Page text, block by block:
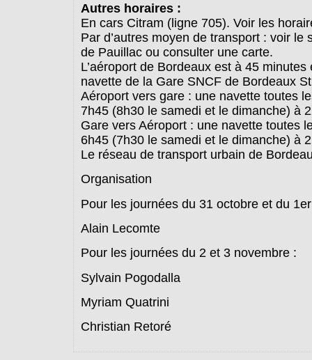
Autres horaires :
En cars Citram (ligne 705). Voir les
Par d’autres moyen de transport : voir le
de Pauillac ou consulter une carte.
L’aéroport de Bordeaux est à 45 minutes
navette de la Gare SNCF de Bordeaux
Aéroport vers gare : une navette toutes
7h45 (8h30 le samedi et le dimanche) à
Gare vers Aéroport : une navette toutes
6h45 (7h30 le samedi et le dimanche) à
Le réseau de transport urbain de
Organisation
Pour les journées du 31 octobre et du
Alain Lecomte
Pour les journées du 2 et 3 novembre :
Sylvain Pogodalla
Myriam Quatrini
Christian Retoré